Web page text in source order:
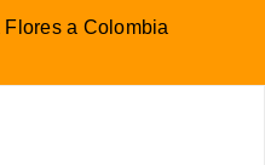
Flores a Colombia